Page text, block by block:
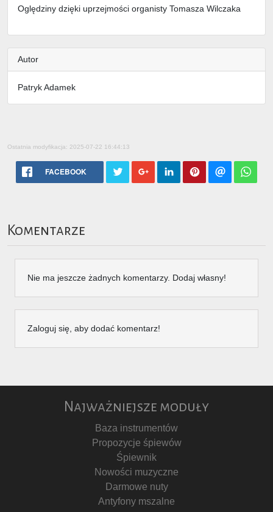
Oględziny dzięki uprzejmości organisty Tomasza Wilczaka
Autor
Patryk Adamek
Ostatnia modyfikacja: 2025-07-22 16:44:13
FACEBOOK
Komentarze
Nie ma jeszcze żadnych komentarzy. Dodaj własny!
Zaloguj się, aby dodać komentarz!
Najważniejsze moduły
Baza instrumentów
Propozycje śpiewów
Śpiewnik
Nowości muzyczne
Darmowe nuty
Antyfony mszalne